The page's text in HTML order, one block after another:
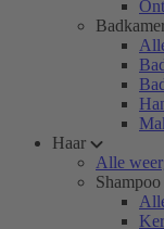
Haar
Alle
Shampoo